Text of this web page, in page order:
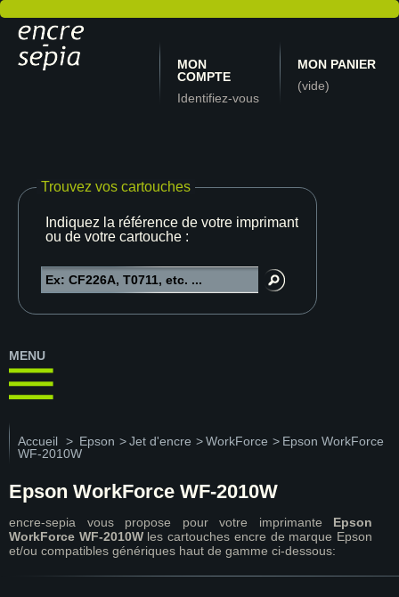
MON
COMPTE
Identifiez-vous
MON PANIER
(vide)
Trouvez vos cartouches
Indiquez la référence de votre imprimante
ou de votre cartouche :
MENU
Accueil > Epson >Jet d'encre >WorkForce > Epson WorkForce
WF-2010W
Epson WorkForce WF-2010W
encre-sepia vous propose pour votre imprimante Epson
WorkForce WF-2010Wles cartouches encre de marque Epson
et/ou compatibles génériques haut de gamme ci-dessous: